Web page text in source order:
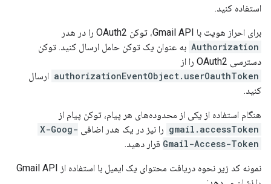
استفاده کنید.
برای احراز هویت با Gmail API، توکن OAuth2 را در هدر
Authorization به عنوان یک توکن حامل ارسال کنید. توکن
دسترسی OAuth2 را از
authorizationEventObject.userOauthToken ارسال
کنید.
هنگام استفاده از یکی از محدوده‌های هر پیام، توکن پیام از
gmail.accessToken را نیز در یک هدر اضافی X-Goog-
Gmail-Access-Token قرار دهید.
نمونه کد زیر نحوه دریافت محتوای یک ایمیل با استفاده از Gmail API